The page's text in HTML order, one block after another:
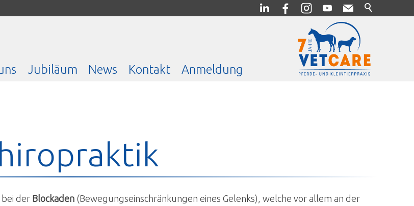
Jubiläum News Kontakt Anmeldung
bei der Blockaden(Bewegungseinschränkungen eines Gelenks), welche vor allem an der